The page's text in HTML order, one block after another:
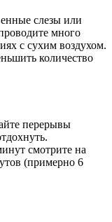
слезы или
много
с сухим воздухом.
количество
перерывы
смотрите на
(примерно 6